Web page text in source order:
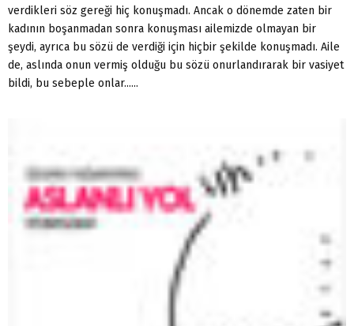
verdikleri söz gereği hiç konuşmadı. Ancak o dönemde zaten bir
kadının boşanmadan sonra konuşması ailemizde olmayan bir
şeydi, ayrıca bu sözü de verdiği için hiçbir şekilde konuşmadı. Aile
de, aslında onun vermiş olduğu bu sözü onurlandırarak bir vasiyet
bildi, bu sebeple onlar......